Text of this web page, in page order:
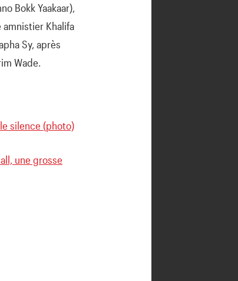
Bokk Yaakaar),
Khalifa
Sy, après
Wade.
silence (photo)
une grosse